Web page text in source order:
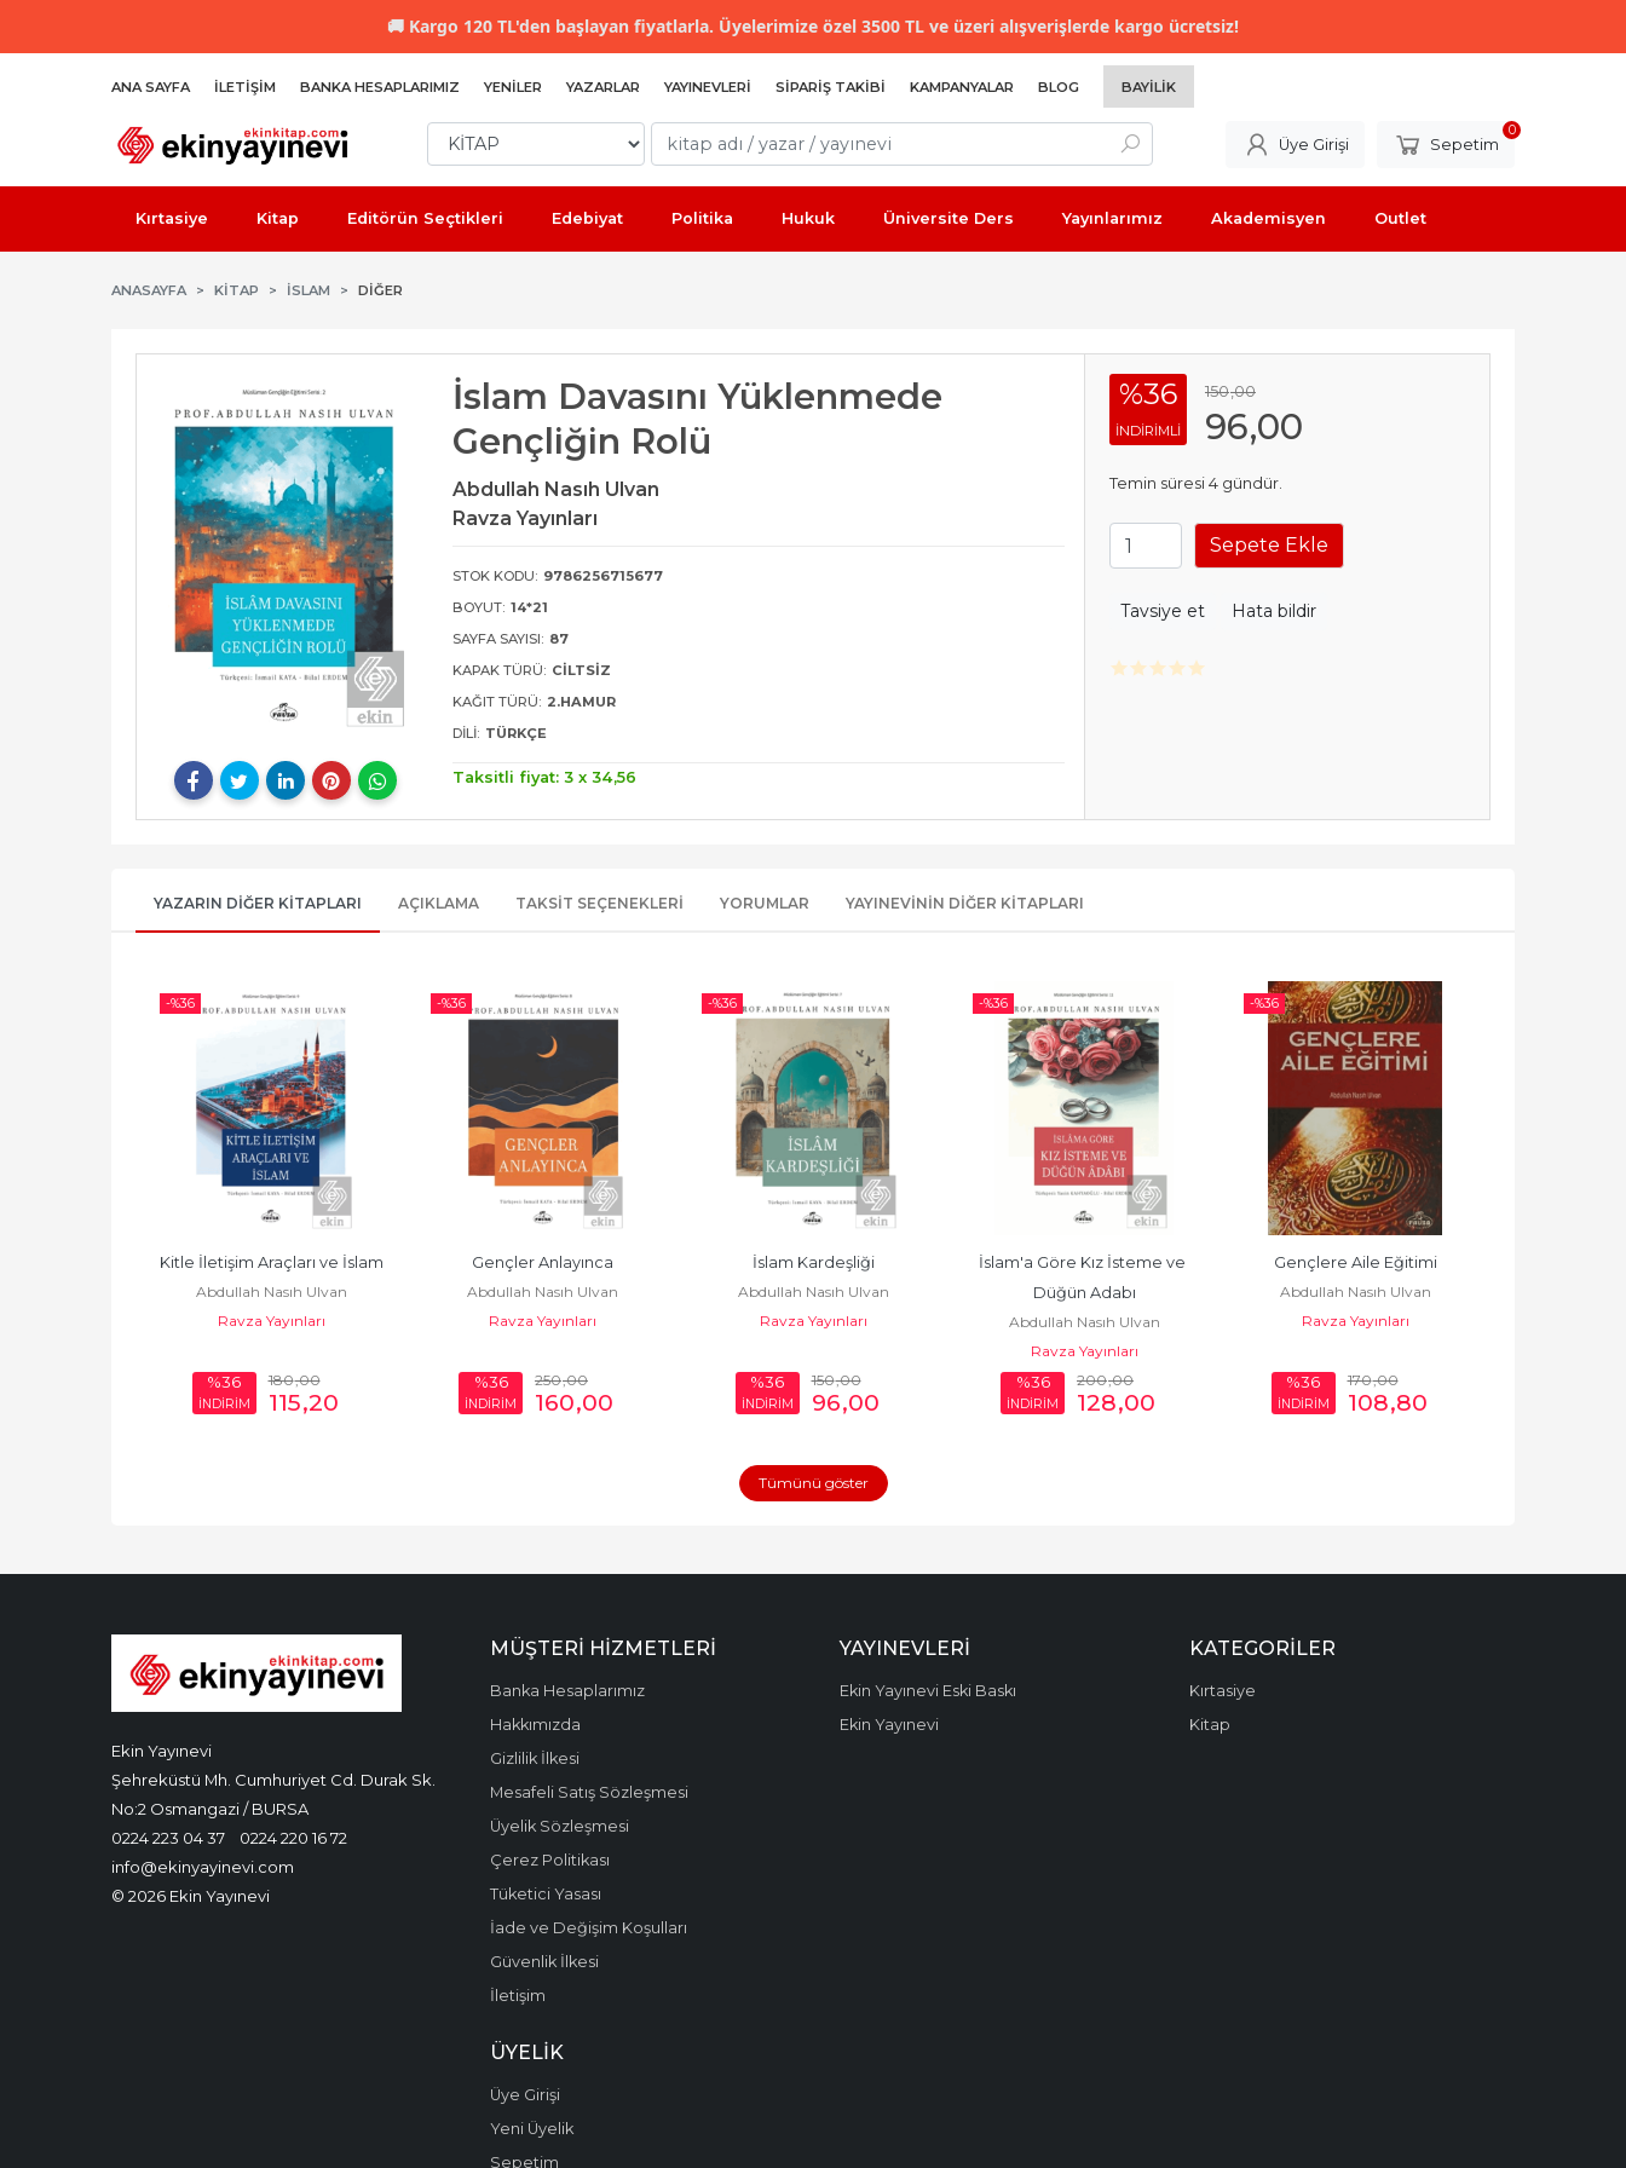
🚚 Kargo 120 TL'den başlayan fiyatlarla. Üyelerimize özel 3500 TL ve üzeri alışverişlerde kargo ücretsiz!
ANA SAYFA İLETIŞIM BANKA HESAPLARIMIZ YENILER YAZARLAR YAYINEVLERI SIPARIŞ TAKIBI KAMPANYALAR BLOG BAYILIK
Üye Girişi Sepetim
0
Kırtasiye Kitap Editörün Seçtikleri Edebiyat Politika Hukuk Üniversite Ders Yayınlarımız Akademisyen Outlet
ANASAYFA KİTAP İSLAM DIĞER
İslam Davasını Yüklenmede
Gençliğin Rolü
Abdullah Nasıh Ulvan
Ravza Yayınları
STOK KODU: 9786256715677
BOYUT: 14*21
SAYFA SAYISI: 87
KAPAK TÜRÜ: CILTSIZ
KAĞIT TÜRÜ: 2.HAMUR
DILI: TÜRKÇE
Taksitli fiyat: 3 x34,56
%36
INDIRIMLI
150,00
96,00
Temin süresi 4 gündür.
Sepete Ekle
Tavsiye et Hata bildir
YAZARIN DIĞER KITAPLARI AÇIKLAMA TAKSIT SEÇENEKLERI YORUMLAR YAYINEVININ DIĞER KITAPLARI
-%36
Kitle İletişim Araçları ve İslam
Abdullah Nasıh Ulvan
Ravza Yayınları
%36
İNDİRİM
180,00
115,20
-%36
Gençler Anlayınca
Abdullah Nasıh Ulvan
Ravza Yayınları
%36
İNDİRİM
250,00
160,00
-%36
İslam Kardeşliği
Abdullah Nasıh Ulvan
Ravza Yayınları
%36
İNDİRİM
150,00
96,00
-%36
İslam'a Göre Kız İsteme ve
Düğün Adabı
Abdullah Nasıh Ulvan
Ravza Yayınları
%36
İNDİRİM
200,00
128,00
-%36
Gençlere Aile Eğitimi
Abdullah Nasıh Ulvan
Ravza Yayınları
%36
İNDİRİM
170,00
108,80
Tümünü göster
Ekin Yayınevi
Şehreküstü Mh. Cumhuriyet Cd. Durak Sk.
No:2 Osmangazi / BURSA
0224 223 04 37
0224 220 16 72
info@ekinyayinevi.com
© 2026 Ekin Yayınevi
MÜŞTERI HIZMETLERI
Banka Hesaplarımız
Hakkımızda
Gizlilik İlkesi
Mesafeli Satış Sözleşmesi
Üyelik Sözleşmesi
Çerez Politikası
Tüketici Yasası
İade ve Değişim Koşulları
Güvenlik İlkesi
İletişim
YAYINEVLERI
Ekin Yayınevi Eski Baskı
Ekin Yayınevi
KATEGORILER
Kırtasiye
Kitap
ÜYELIK
Üye Girişi
Yeni Üyelik
Sepetim